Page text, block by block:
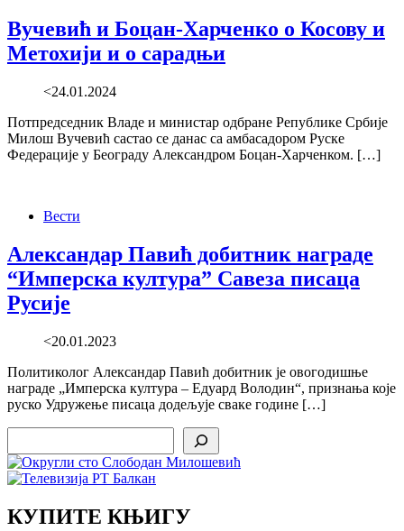
Вучевић и Боцан-Харченко о Косову и
Метохији и о сарадњи
<24.01.2024
Потпредседник Владе и министар одбране Републике Србије
Милош Вучевић састао се данас са амбасадором Руске
Федерације у Београду Александром Боцан-Харченком. […]
Вести
Александар Павић добитник награде
“Имперска култура” Савеза писаца
Русије
<20.01.2023
Политиколог Александар Павић добитник је овогодишње
награде „Имперска култура – Едуард Володин“, признања које
руско Удружење писаца додељује сваке године […]
КУПИТЕ КЊИГУ